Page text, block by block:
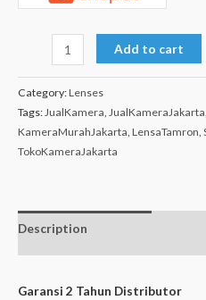
Add to cart
Category:Lenses
Tags:JualKamera, JualKameraJakarta,
KameraMurahJakarta, LensaTamron,
TokoKameraJakarta
Description
Garansi 2 Tahun Distributor